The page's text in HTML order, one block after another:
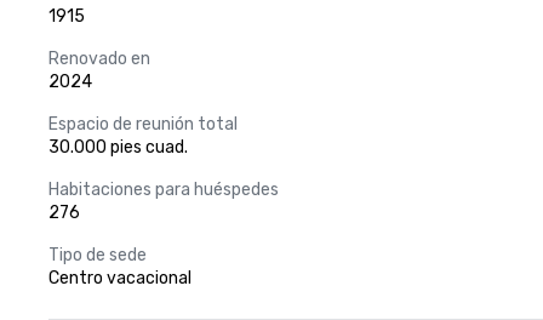
1915
Renovado en
2024
Espacio de reunión total
30.000 pies cuad.
Habitaciones para huéspedes
276
Tipo de sede
Centro vacacional